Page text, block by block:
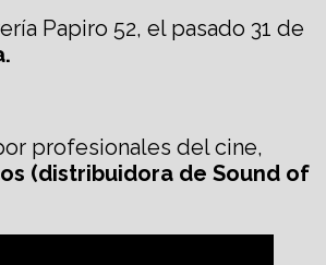
Papiro 52, el pasado 31 de
profesionales del cine,
(distribuidora de Sound of